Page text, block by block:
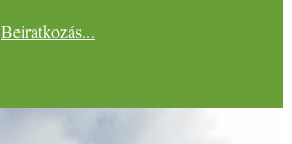
Beiratkozás...